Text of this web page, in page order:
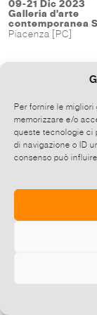
Per fornire le
memorizzare e/o
queste tecnologie ci
di navigazione o ID
consenso può
09-21 Dic 2023
Galleria d'arte
contemporanea
Piacenza [PC]